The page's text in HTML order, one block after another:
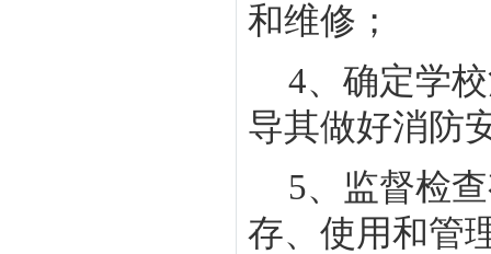
和维修；
4、确定学
导其做好消防
5、监督检
存、使用和管